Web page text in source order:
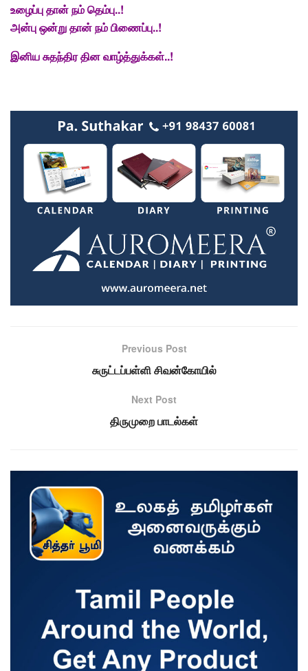
உழைப்பு தான் நம் தெம்பு..!
அன்பு ஒன்று தான் நம் பிணைப்பு..!
இனிய சுதந்திர தின வாழ்த்துக்கள்..!
Previous Post
சுருட்டப்பள்ளி சிவன்கோயில்
Next Post
திருமுறை பாடல்கள்